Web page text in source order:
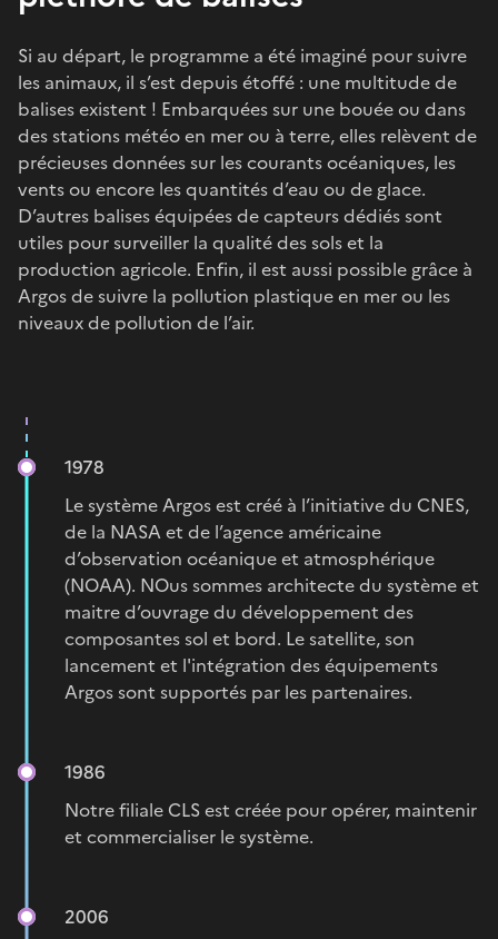
Si au départ, le programme a été imaginé pour suivre
les animaux, il s’est depuis étoffé : une multitude de
balises existent ! Embarquées sur une bouée ou dans
des stations météo en mer ou à terre, elles relèvent de
précieuses données sur les courants océaniques, les
vents ou encore les quantités d’eau ou de glace.
D’autres balises équipées de capteurs dédiés sont
utiles pour surveiller la qualité des sols et la
production agricole. Enfin, il est aussi possible grâce à
Argos de suivre la pollution plastique en mer ou les
niveaux de pollution de l’air.
1978
Le système Argos est créé à l’initiative du CNES,
de la NASA et de l’agence américaine
d’observation océanique et atmosphérique
(NOAA). NOus sommes architecte du système et
maitre d’ouvrage du développement des
composantes sol et bord. Le satellite, son
lancement et l'intégration des équipements
Argos sont supportés par les partenaires.
1986
Notre filiale CLS est créée pour opérer, maintenir
et commercialiser le système.
2006